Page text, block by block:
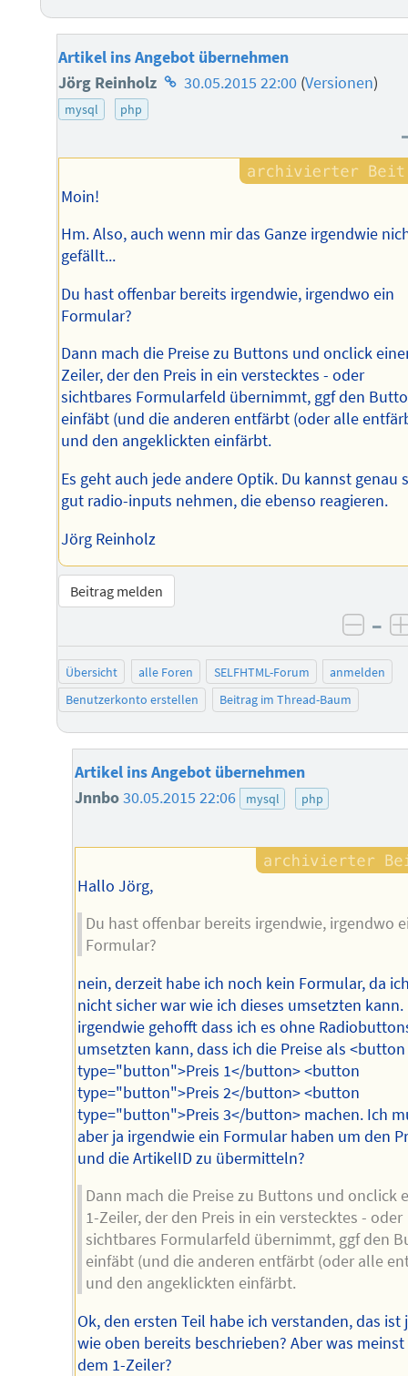
Artikel ins Angebot übernehmen
Jörg Reinholz Homepage
30.05.2015 22:00 (Versionen)
mysql php
Moin!
Hm. Also, auch wenn mir das Ganze irgendwie
gefällt...
Du hast offenbar bereits irgendwie, irgendwo ein
Formular?
Dann mach die Preise zu Buttons und onclick
Zeiler, der den Preis in ein verstecktes - oder
sichtbares Formularfeld übernimmt, ggf den
einfäbt (und die anderen entfärbt (oder alle
und den angeklickten einfärbt.
Es geht auch jede andere Optik. Du kannst genau
gut radio-inputs nehmen, die ebenso reagieren.
Jörg Reinholz
Beitrag melden
–
Übersicht alle Foren SELFHTML-Forum
anmelden
Benutzerkonto erstellen
Beitrag im Thread-Baum
Artikel ins Angebot übernehmen
Jnnbo30.05.2015 22:06 mysql php
Hallo Jörg,
Du hast offenbar bereits irgendwie, irgendwo
Formular?
nein, derzeit habe ich noch kein Formular, da
nicht sicher war wie ich dieses umsetzten kann.
irgendwie gehofft dass ich es ohne
umsetzten kann, dass ich die Preise als <button
type="button">Preis 1</button> <button
type="button">Preis 2</button> <button
type="button">Preis 3</button> machen. Ich
aber ja irgendwie ein Formular haben um den
und die ArtikelID zu übermitteln?
Dann mach die Preise zu Buttons und onclick
1-Zeiler, der den Preis in ein verstecktes - oder
sichtbares Formularfeld übernimmt, ggf den
einfäbt (und die anderen entfärbt (oder alle
und den angeklickten einfärbt.
Ok, den ersten Teil habe ich verstanden, das ist
wie oben bereits beschrieben? Aber was
dem 1-Zeiler?